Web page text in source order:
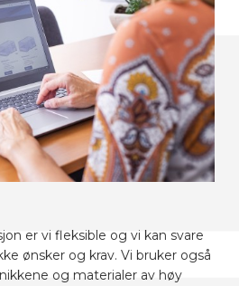
er vi fleksible og vi kan svare
ønsker og krav. Vi bruker også
og materialer av høy